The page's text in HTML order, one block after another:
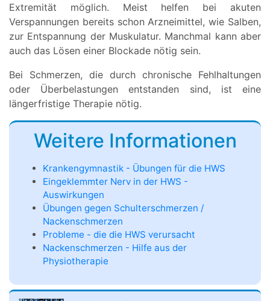
Extremität möglich. Meist helfen bei akuten
Verspannungen bereits schon Arzneimittel, wie Salben,
zur Entspannung der Muskulatur. Manchmal kann aber
auch das Lösen einer Blockade nötig sein.
Bei Schmerzen, die durch chronische Fehlhaltungen
oder Überbelastungen entstanden sind, ist eine
längerfristige Therapie nötig.
Weitere Informationen
Krankengymnastik - Übungen für die HWS
Eingeklemmter Nerv in der HWS -
Auswirkungen
Übungen gegen Schulterschmerzen /
Nackenschmerzen
Probleme - die die HWS verursacht
Nackenschmerzen - Hilfe aus der
Physiotherapie